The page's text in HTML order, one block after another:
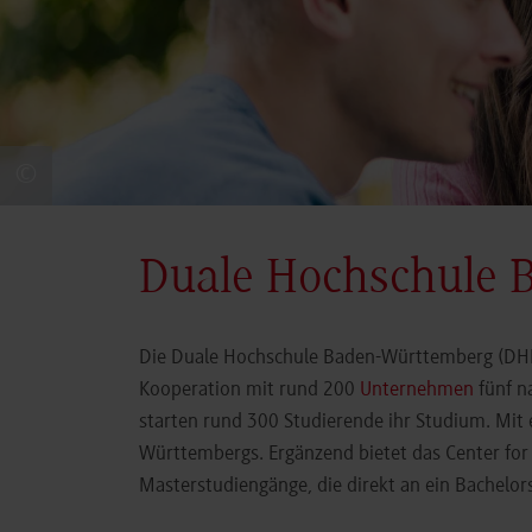
Duale Hochschule
Die Duale Hochschule Baden-Württemberg
Kooperation mit rund 200 Unternehmen fünf
starten rund 300 Studierende ihr Studium. Mit
Württembergs. Ergänzend bietet das Center
Masterstudiengänge, die direkt an ein